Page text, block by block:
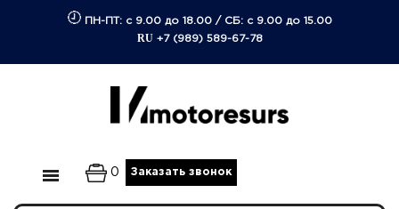
ПН-ПТ: с 9.00 до 18.00/ СБ: с 9.00 до 15.00
RU +7 (989) 589-67-78
0 Заказать звонок